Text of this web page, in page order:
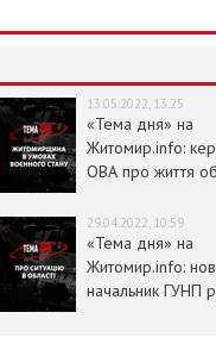
13.05.2022, 13:25
«Тема дня» на
Житомир.info:
ОВА про життя
29.04.2022, 10:59
«Тема дня» на
Житомир.info:
начальник ГУНП